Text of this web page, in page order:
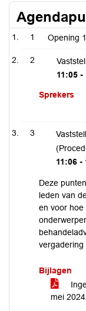
1 Opening
2
11:05 -
Sprekers
3
11:06 -
Deze
leden van
en voor hoe
vergadering
Bijlagen
mei 2024